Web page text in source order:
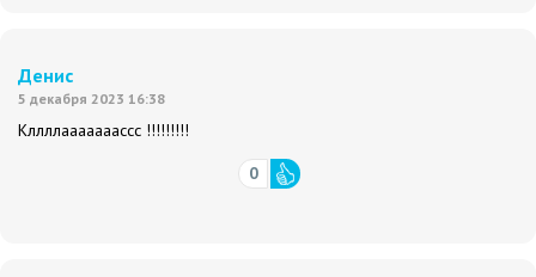
Денис
5 декабря 2023 16:38
Кллллааааааассс !!!!!!!!!
0